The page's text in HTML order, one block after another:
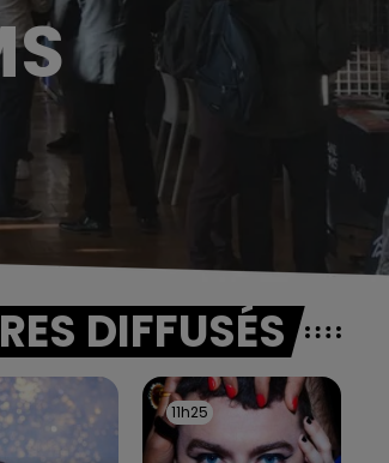
DIFFUSÉS
11h25
11h25